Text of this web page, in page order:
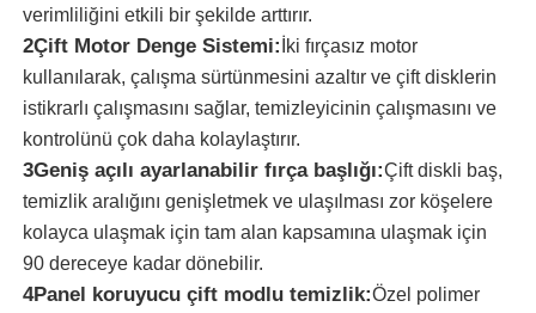
Hakkımızda
Fabrika turu
Kalite kontrol
Bize ulaşın
verimliliğini etkili bir şekilde arttırır.
2Çift Motor Denge Sistemi: İki fırçasız motor
kullanılarak, çalışma sürtünmesini azaltır ve çift disklerin
istikrarlı çalışmasını sağlar, temizleyicinin çalışmasını ve
kontrolünü çok daha kolaylaştırır.
3Geniş açılı ayarlanabilir fırça başlığı:Çift diskli baş,
temizlik aralığını genişletmek ve ulaşılması zor köşelere
kolayca ulaşmak için tam alan kapsamına ulaşmak için
90 dereceye kadar dönebilir.
4Panel koruyucu çift modlu temizlik:Özel polimer